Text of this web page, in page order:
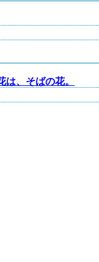
、そばの花。